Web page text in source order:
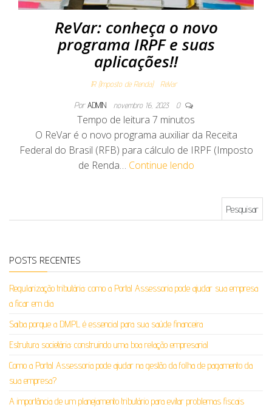
ReVar: conheça o novo
programa IRPF e suas
aplicações!!
IR (Imposto de Renda) ReVar
Por ADMIN novembro 16, 2023 0
Tempo de leitura 7 minutos
O ReVar é o novo programa auxiliar da Receita
Federal do Brasil (RFB) para cálculo de IRPF (Imposto
de Renda… Continue lendo
POSTS RECENTES
Regularização tributária: como a Portal Assessoria pode ajudar sua empresa
a ficar em dia
Saiba porque a DMPL é essencial para sua saúde financeira
Estrutura societária: construindo uma boa relação empresarial
Como a Portal Assessoria pode ajudar na gestão da folha de pagamento da
sua empresa?
A importância de um planejamento tributário para evitar problemas fiscais